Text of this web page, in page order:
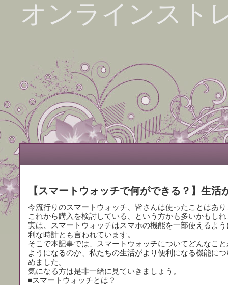
オンラインスト
【スマートウォッチで何ができる？】生
今流行りのスマートウォッチ、皆さんは使ったことはあ
これから購入を検討している、という方かも多いかもし
実は、スマートウォッチはスマホの機能を一部使えるよ
利な時計とも言われています。
そこで本記事では、スマートウォッチについてどんなこ
ようになるのか、私たちの生活がより便利になる機能に
めました。
気になる方は是非一緒に見ていきましょう。
◾️スマートウォッチとは？